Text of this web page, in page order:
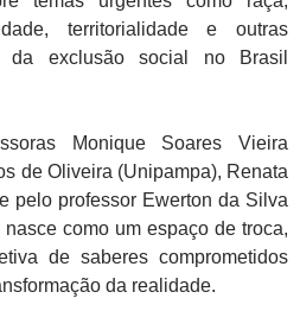
territorialidade e outras
da exclusão social no Brasil
Monique Soares Vieira
de Oliveira (Unipampa), Renata
pelo professor Ewerton da Silva
como um espaço de troca,
de saberes comprometidos
da realidade.